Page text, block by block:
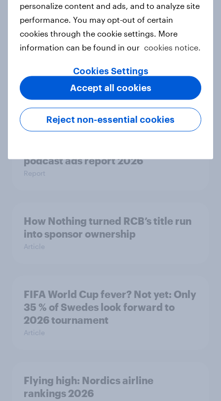
Hong Kong
More than meets the ear: UAE
podcast ads report 2026
Report
podcast ads report 2026
Report
How Nothing turned RCB’s title run
into sponsor ownership
Article
FIFA World Cup fever? Not yet: Only
35 % of Swedes look forward to
2026 tournament
Article
Flying high: Nordics airline
rankings 2026
personalize content and ads, and to analyze site
performance. You may opt-out of certain
cookies through the cookie settings. More
information can be found in our cookies notice.
Cookies Settings
Reject non-essential cookies
Accept all cookies